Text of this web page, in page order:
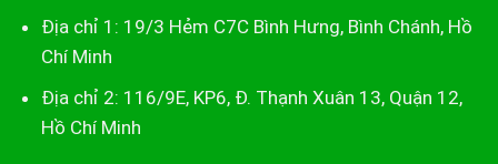
Địa chỉ 1: 19/3 Hẻm C7C Bình Hưng, Bình Chánh, Hồ
Chí Minh
Địa chỉ 2: 116/9E, KP6, Đ. Thạnh Xuân 13, Quận 12,
Hồ Chí Minh